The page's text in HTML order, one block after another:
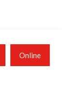
Online